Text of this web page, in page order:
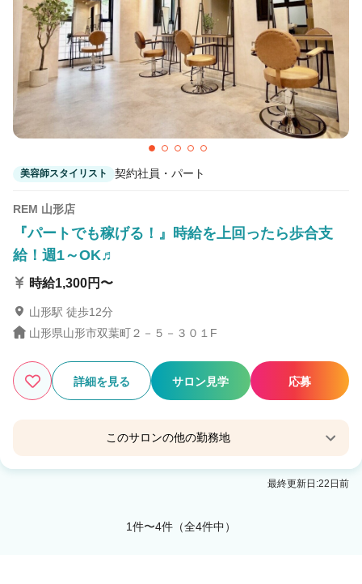
美容師スタイリスト 契約社員・パート
REM 山形店
『パートでも稼げる！』時給を上回ったら歩合支
給！週1～OK♬
時給1,300円〜
山形駅 徒歩12分
山形県山形市双葉町２－５－３０１F
詳細を見る サロン見学 応募
このサロンの他の勤務地
REM 山形2号店
最終更新日:22日前
1件〜4件（全4件中）